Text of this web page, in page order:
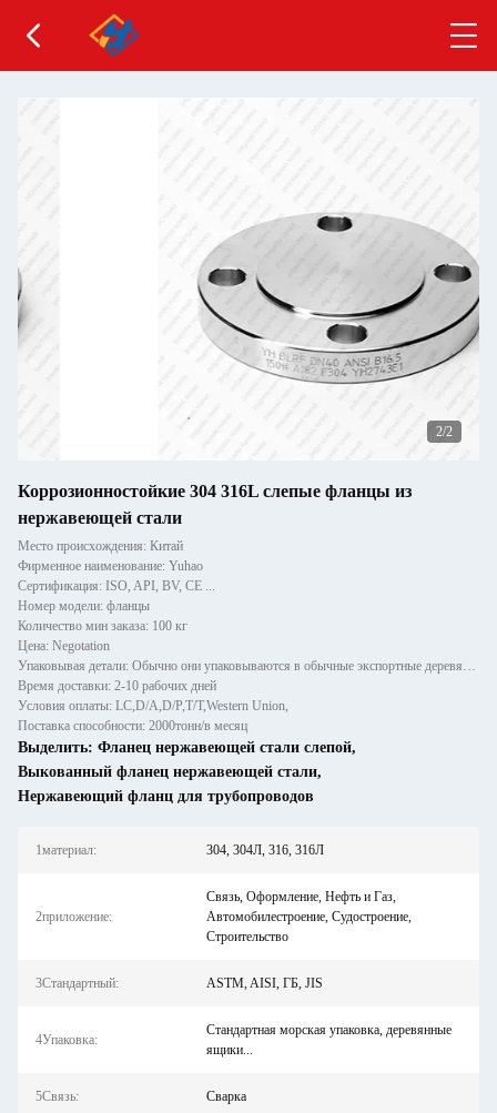
2/2
Коррозионностойкие 304 316L слепые фланцы из
нержавеющей стали
Место происхождения: Китай
Фирменное наименование: Yuhao
Сертификация: ISO, API, BV, CE ...
Номер модели: фланцы
Количество мин заказа: 100 кг
Цена: Negotation
Упаковывая детали: Обычно они упаковываются в обычные экспортные деревянные ящики.
Время доставки: 2-10 рабочих дней
Условия оплаты: LC,D/A,D/P,T/T,Western Union,
Поставка способности: 2000тонн/в месяц
Выделить: Фланец нержавеющей стали слепой,
Выкованный фланец нержавеющей стали,
Нержавеющий фланц для трубопроводов
1материал: 304, 304Л, 316, 316Л
2приложение:
Связь, Оформление, Нефть и Газ,
Автомобилестроение, Судостроение,
Строительство
3Стандартный: ASTM, AISI, ГБ, JIS
4Упаковка:
Стандартная морская упаковка, деревянные
ящики...
5Связь: Сварка